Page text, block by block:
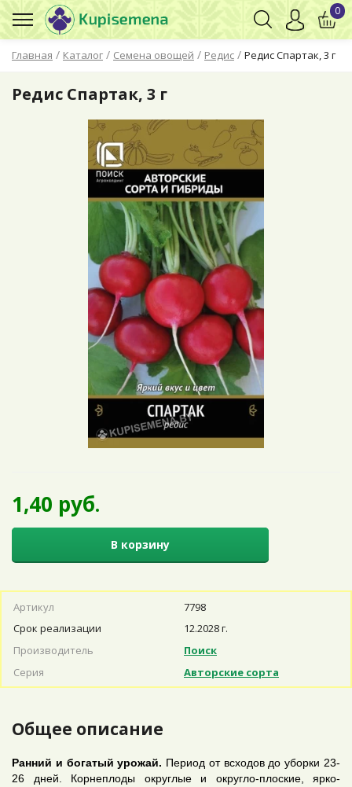
Главная / Каталог / Семена овощей / Редис / Редис Спартак, 3 г
0
Редис Спартак, 3 г
1,40 руб.
В корзину
Артикул
7798
Срок реализации
12.2028 г.
Производитель
Поиск
Серия
Авторские сорта
Общее описание
Ранний и богатый урожай. Период от всходов до уборки 23-
26 дней. Корнеплоды округлые и округло-плоские, ярко-